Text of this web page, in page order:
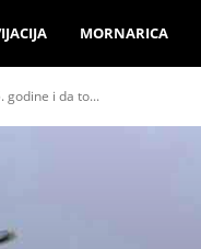
MORNARICA
godine i da to...